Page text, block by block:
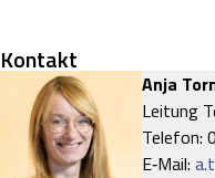
Kontakt
Anja
Lei­tung
Tele­fon:
E‑Mail: